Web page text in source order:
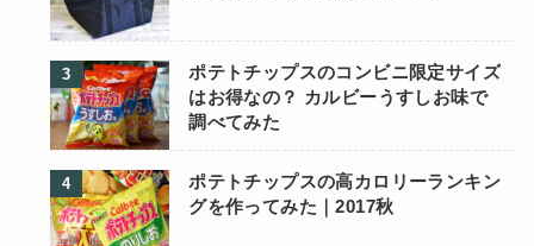
ポテトチップスのコンビニ限定サイズ
はお得なの？ カルビーうすしお味で
調べてみた
ポテトチップスの高カロリーランキン
グを作ってみた｜2017秋